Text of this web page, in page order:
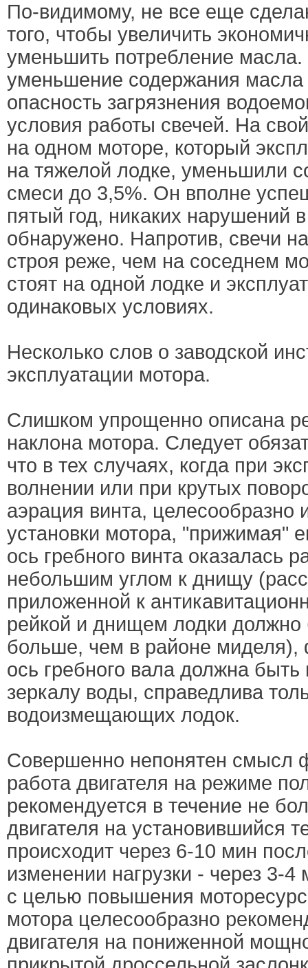
По-видимому, не все еще
того, чтобы увеличить
уменьшить потребление
уменьшение содержания масла
опасность загрязнения
условия работы свечей. На
на одном моторе, который
на тяжелой лодке, уменьшили
смеси до 3,5%. Он вполне
пятый год, никаких нарушений
обнаружено. Напротив, свечи
строя реже, чем на соседнем
стоят на одной лодке и
одинаковых условиях.
Несколько слов о заводской
эксплуатации мотора.
Слишком упрощенно описана
наклона мотора. Следует
что в тех случаях, когда при
волнении или при крутых
аэрация винта, целесообразно
установки мотора, "прижимая"
ось гребного винта оказалась
небольшим углом к днищу
приложенной к
рейкой и днищем лодки должно
больше, чем в районе миделя),
ось гребного вала должна
зеркалу воды, справедлива
водоизмещающих лодок.
Совершенно непонятен смысл
работа двигателя на режиме
рекомендуется в течение не
двигателя на установившийся
происходит через 6-10 мин
изменении нагрузки - через 3-
с целью повышения
мотора целесообразно
двигателя на пониженной